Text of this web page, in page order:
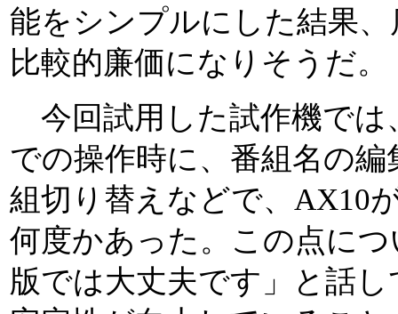
能をシンプルにした結果
比較的廉価になりそうだ。
今回試用した試作機では
での操作時に、番組名の
組切り替えなどで、AX10
何度かあった。この点に
版では大丈夫です」と話